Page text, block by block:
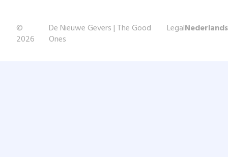
©
2026
De Nieuwe Gevers | The Good
Ones
LegalNederlands